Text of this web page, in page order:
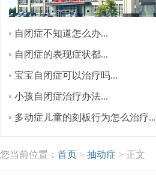
自闭症不知道怎么办...
自闭症的表现症状都...
宝宝自闭症可以治疗吗...
小孩自闭症治疗办法...
多动症儿童的刻板行为怎么治疗...
您当前位置： 首页 > 抽动症 > 正文